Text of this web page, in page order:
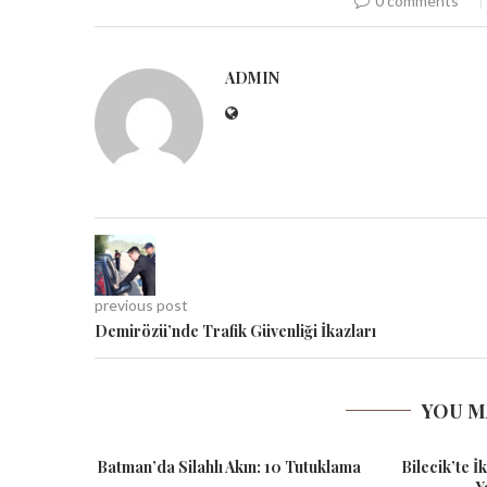
ADMIN
previous post
Demirözü’nde Trafik Güvenliği İkazları
YOU
Batman’da Silahlı Akın: 10 Tutuklama
Bilecik’te